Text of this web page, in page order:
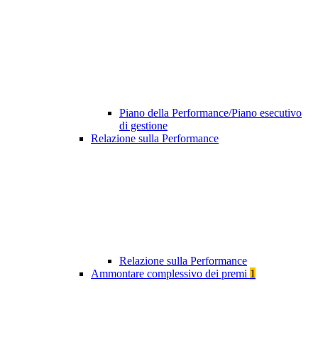
Piano della Performance/Piano esecutivo
di gestione
Relazione sulla Performance
Relazione sulla Performance
Ammontare complessivo dei premi 1